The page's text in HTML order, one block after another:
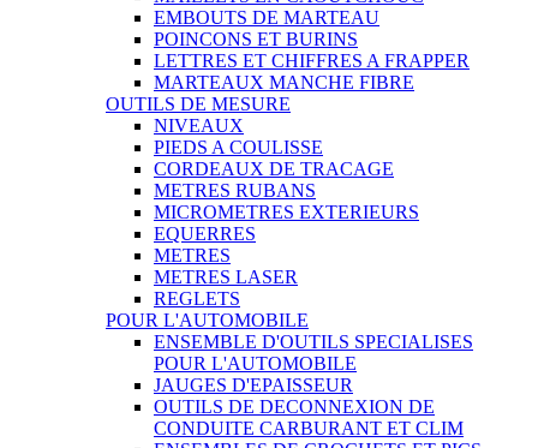
EMBOUTS DE MARTEAU
POINCONS ET BURINS
LETTRES ET CHIFFRES A FRAPPER
MARTEAUX MANCHE FIBRE
OUTILS DE MESURE
NIVEAUX
PIEDS A COULISSE
CORDEAUX DE TRACAGE
METRES RUBANS
MICROMETRES EXTERIEURS
EQUERRES
METRES
METRES LASER
REGLETS
POUR L'AUTOMOBILE
ENSEMBLE D'OUTILS SPECIALISES
POUR L'AUTOMOBILE
JAUGES D'EPAISSEUR
OUTILS DE DECONNEXION DE
CONDUITE CARBURANT ET CLIM